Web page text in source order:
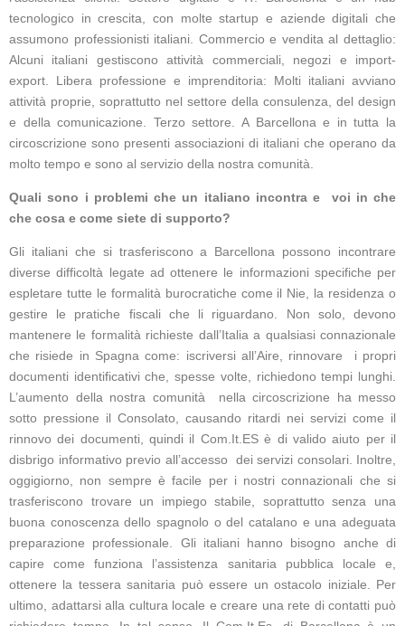
tecnologico in crescita, con molte startup e aziende digitali che
assumono professionisti italiani. Commercio e vendita al dettaglio:
Alcuni italiani gestiscono attività commerciali, negozi e import-
export. Libera professione e imprenditoria: Molti italiani avviano
attività proprie, soprattutto nel settore della consulenza, del design
e della comunicazione. Terzo settore. A Barcellona e in tutta la
circoscrizione sono presenti associazioni di italiani che operano da
molto tempo e sono al servizio della nostra comunità.
Quali sono i problemi che un italiano incontra e voi in che
che cosa e come siete di supporto?
Gli italiani che si trasferiscono a Barcellona possono incontrare
diverse difficoltà legate ad ottenere le informazioni specifiche per
espletare tutte le formalità burocratiche come il Nie, la residenza o
gestire le pratiche fiscali che li riguardano. Non solo, devono
mantenere le formalità richieste dall’Italia a qualsiasi connazionale
che risiede in Spagna come: iscriversi all’Aire, rinnovare i propri
documenti identificativi che, spesse volte, richiedono tempi lunghi.
L’aumento della nostra comunità nella circoscrizione ha messo
sotto pressione il Consolato, causando ritardi nei servizi come il
rinnovo dei documenti, quindi il Com.It.ES è di valido aiuto per il
disbrigo informativo previo all’accesso dei servizi consolari. Inoltre,
oggigiorno, non sempre è facile per i nostri connazionali che si
trasferiscono trovare un impiego stabile, soprattutto senza una
buona conoscenza dello spagnolo o del catalano e una adeguata
preparazione professionale. Gli italiani hanno bisogno anche di
capire come funziona l’assistenza sanitaria pubblica locale e,
ottenere la tessera sanitaria può essere un ostacolo iniziale. Per
ultimo, adattarsi alla cultura locale e creare una rete di contatti può